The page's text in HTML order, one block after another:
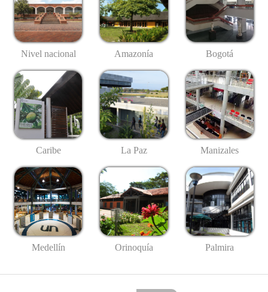
Nivel nacional Amazonía Bogotá
Caribe La Paz Manizales
Medellín Orinoquía Palmira